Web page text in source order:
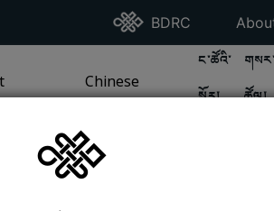
Go To BDRC
BDRC Go
PAGE TRADITION
GO TOCHINESE TRADITION
Chinese
GO TO
ང་ཚོའི་
སྐོར།
GO
ཚོལ།